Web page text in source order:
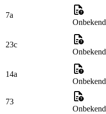
7a
Onbekend
23c
Onbekend
14a
Onbekend
73
Onbekend